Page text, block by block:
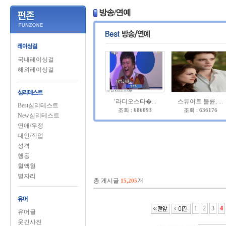
국내레이싱걸
해외레이싱걸
Best심리테스트
New심리테스트
연애/우정
대인/직업
성격
행동
혈액형
별자리
유머글
웃긴사진
방송/연예
‘라디오스타�...
조회 : 686093
스튜어트 불륜, ...
조회 : 636176
총 게시글 15,205개
1 2 3 4